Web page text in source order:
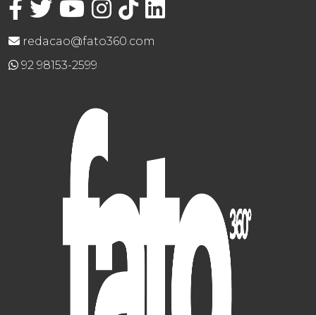
redacao@fato360.com
92 98153-2599